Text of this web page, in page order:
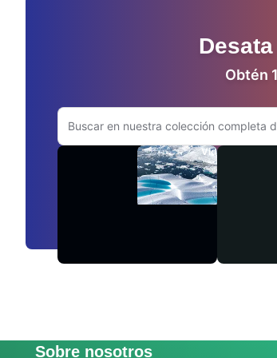
Obtén
Buscar en el sitio web de Adobe.com
Videos
Sobre nosotros